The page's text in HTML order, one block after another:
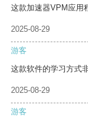
这款加速器VPM应用
2025-08-29
游客
这款软件的学习方式
2025-08-29
游客